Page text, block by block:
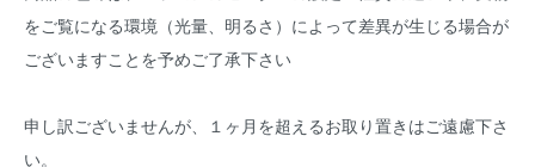
をご覧になる環境（光量、明るさ）によって差異が生じる場合が
ございますことを予めご了承下さい
申し訳ございませんが、１ヶ月を超えるお取り置きはご遠慮下さ
い。